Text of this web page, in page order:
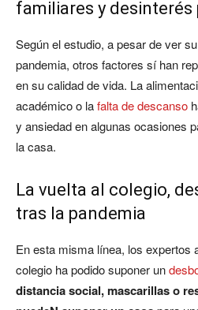
familiares y
Según el estudio, a pesar de ver
pandemia, otros factores sí han
en su calidad de vida. La
académico o lafalta de descanso
y ansiedad en algunas ocasiones
la casa.
La vuelta al colegio,
tras la pandemia
En esta misma línea, los expertos
colegio ha podido suponer un
distancia social, mascarillas o